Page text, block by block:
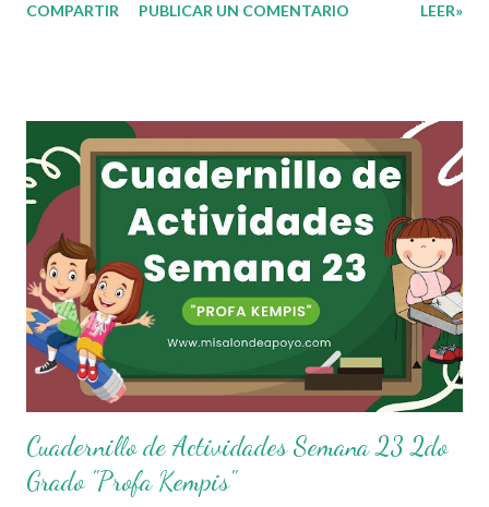
el cuadernillo de actividades de la semana 23 donde encontrarán
semana. Esperando que este material sea de gran utilidad para
fortalecer los procesos de enseñanza y aprendizaje para que los
alumnos alcacen los niveles de logro educativo. Agradecemos a
los creadores de estos increibles archivos ya que gracias a su
dedicacion y trabajo podemos gozar de estas planeaciones
didacticas, recuerden que nosotros solo los compartimos con
fines educativos, didácticos e informativos.😊 Obtén
documento co...
COMPARTIR PUBLICAR UN COMENTARIO LEER»
Cuadernillo de Actividades Semana 23 2do
Grado "Profa Kempis"